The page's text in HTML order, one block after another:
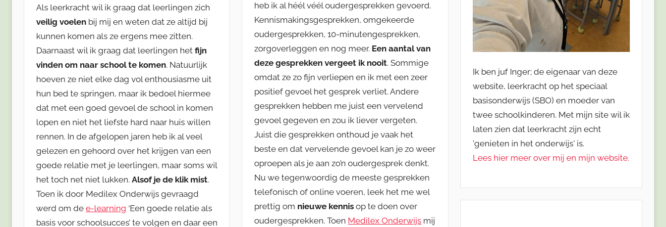
Als leerkracht wil ik graag dat leerlingen zich
veilig voelen bij mij en weten dat ze altijd bij
kunnen komen als ze ergens mee zitten.
Daarnaast wil ik graag dat leerlingen het fijn
vinden om naar school te komen. Natuurlijk
hoeven ze niet elke dag vol enthousiasme uit
hun bed te springen, maar ik bedoel hiermee
dat met een goed gevoel de school in komen
lopen en niet het liefste hard naar huis willen
rennen. In de afgelopen jaren heb ik al veel
gelezen en gehoord over het krijgen van een
goede relatie met je leerlingen, maar soms wil
het toch net niet lukken. Alsof je de klik mist.
Toen ik door Medilex Onderwijs gevraagd
werd om de e-learning ‘Een goede relatie als
basis voor schoolsucces’ te volgen en daar een
heb ik al héél véél oudergesprekken gevoerd.
Kennismakingsgesprekken, omgekeerde
oudergesprekken, 10-minutengesprekken,
zorgoverleggen en nog meer. Een aantal van
deze gesprekken vergeet ik nooit. Sommige
omdat ze zo fijn verliepen en ik met een zeer
positief gevoel het gesprek verliet. Andere
gesprekken hebben me juist een vervelend
gevoel gegeven en zou ik liever vergeten.
Juist die gesprekken onthoud je vaak het
beste en dat vervelende gevoel kan je zo weer
oproepen als je aan zo’n oudergesprek denkt.
Nu we tegenwoordig de meeste gesprekken
telefonisch of online voeren, leek het me wel
prettig om nieuwe kennis op te doen over
oudergesprekken. Toen Medilex Onderwijs mij
Ik ben juf Inger; de eigenaar van deze
website, leerkracht op het speciaal
basisonderwijs (SBO) en moeder van
twee schoolkinderen. Met mijn site wil ik
laten zien dat leerkracht zijn echt
'genieten in het onderwijs' is.
Lees hier meer over mij en mijn website.